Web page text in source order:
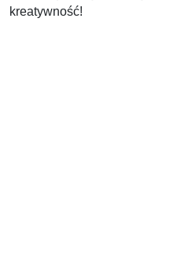
kreatywność!